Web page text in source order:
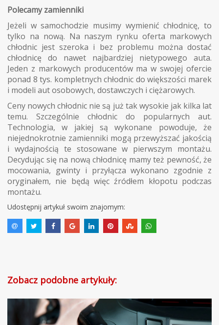
Polecamy zamienniki
Jeżeli w samochodzie musimy wymienić chłodnicę, to
tylko na nową. Na naszym rynku oferta markowych
chłodnic jest szeroka i bez problemu można dostać
chłodnicę do nawet najbardziej nietypowego auta.
Jeden z markowych producentów ma w swojej ofercie
ponad 8 tys. kompletnych chłodnic do większości marek
i modeli aut osobowych, dostawczych i ciężarowych.
Ceny nowych chłodnic nie są już tak wysokie jak kilka lat
temu. Szczególnie chłodnic do popularnych aut.
Technologia, w jakiej są wykonane powoduje, że
niejednokrotnie zamienniki mogą przewyższać jakością
i wydajnością te stosowane w pierwszym montażu.
Decydując się na nową chłodnicę mamy też pewność, że
mocowania, gwinty i przyłącza wykonano zgodnie z
oryginałem, nie będą więc źródłem kłopotu podczas
montażu.
Udostępnij artykuł swoim znajomym:
Zobacz podobne artykuły: